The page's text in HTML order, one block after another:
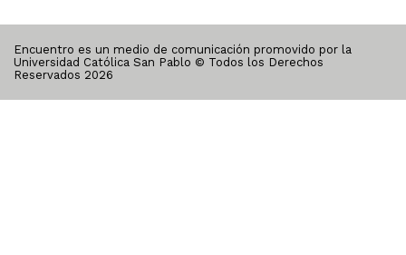
Encuentro es un medio de comunicación promovido por la
Universidad Católica San Pablo © Todos los Derechos
Reservados 2026